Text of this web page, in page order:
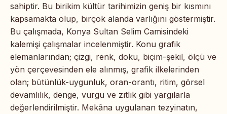
sahiptir. Bu birikim kültür tarihimizin geniş bir kısmını
kapsamakta olup, birçok alanda varlığını göstermiştir.
Bu çalışmada, Konya Sultan Selim Camisindeki
kalemişi çalışmalar incelenmiştir. Konu grafik
elemanlarından; çizgi, renk, doku, biçim-şekil, ölçü ve
yön çerçevesinden ele alınmış, grafik ilkelerinden
olan; bütünlük-uygunluk, oran-orantı, ritim, görsel
devamlılık, denge, vurgu ve zıtlık gibi yargılarla
değerlendirilmiştir. Mekâna uygulanan tezyinatın,